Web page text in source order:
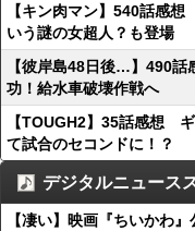
【キン肉マン】540話感
いう謎の女超人？も登場
【彼岸島48日後…】490
功！給水車破壊作戦へ
【TOUGH2】35話感想
て試合のセコンドに！？
デジタルニュース
【凄い】映画『ちいかわ